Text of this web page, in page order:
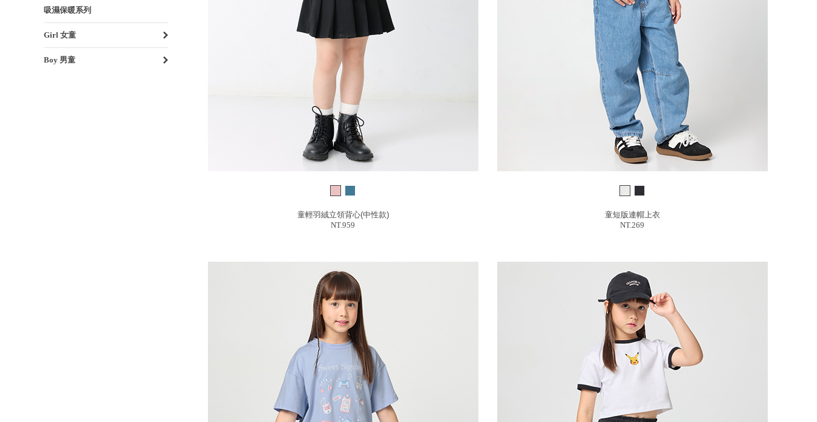
吸濕保暖系列
Girl 女童
Boy 男童
童輕羽絨立領背心(中性款)
NT.959
童短版連帽上衣
NT.269